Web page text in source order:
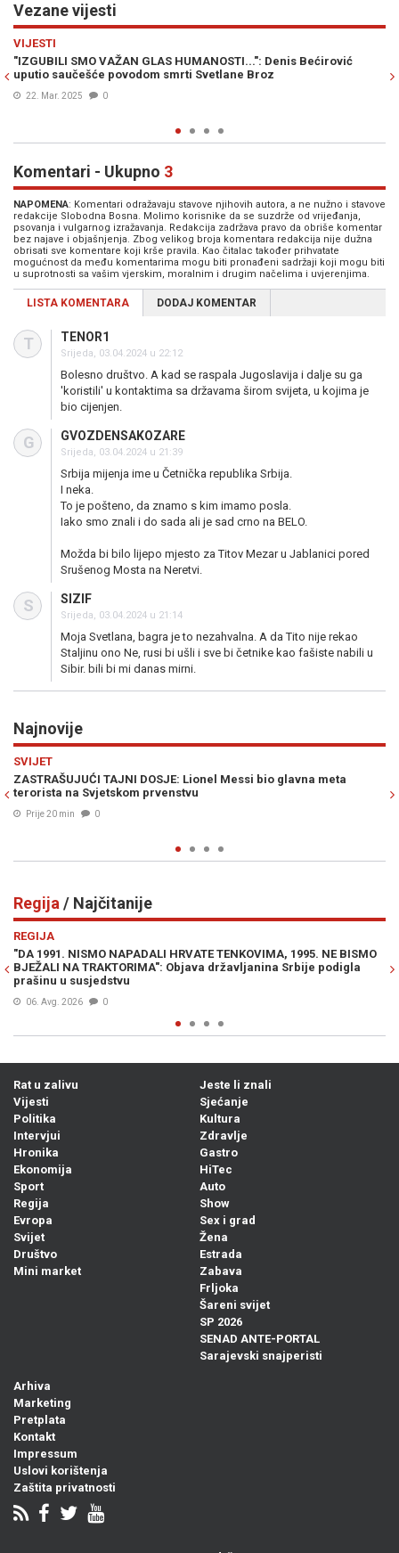
Vezane vijesti
REGIJA
ISTAKNUTI BORAC ZA LJUDSKA PRAVA: Preminula Svetlana
22. Mar. 2025
Komentari - Ukupno 3
NAPOMENA: Komentari odražavaju stavove njihovih autora, a ne nužno i stavove
redakcije Slobodna Bosna. Molimo korisnike da se suzdrže od vrijeđanja,
psovanja i vulgarnog izražavanja. Redakcija zadržava pravo da obriše komentar
bez najave i objašnjenja. Zbog velikog broja komentara redakcija nije dužna
obrisati sve komentare koji krše pravila. Kao čitalac također prihvatate
mogućnost da među komentarima mogu biti pronađeni sadržaji koji mogu biti
u suprotnosti sa vašim vjerskim, moralnim i drugim načelima i uvjerenjima.
LISTA KOMENTARA DODAJ KOMENTAR
T TENOR1
Srijeda, 03.04.2024 u 22:12
Bolesno društvo. A kad se raspala Jugoslavija i dalje su ga
'koristili' u kontaktima sa državama širom svijeta, u kojima je
bio cijenjen.
G GVOZDENSAKOZARE
Srijeda, 03.04.2024 u 21:39
Srbija mijenja ime u Četnička republika Srbija.
I neka.
To je pošteno, da znamo s kim imamo posla.
Iako smo znali i do sada ali je sad crno na BELO.
Možda bi bilo lijepo mjesto za Titov Mezar u Jablanici pored
Srušenog Mosta na Neretvi.
S SIZIF
Srijeda, 03.04.2024 u 21:14
Moja Svetlana, bagra je to nezahvalna. A da Tito nije rekao
Staljinu ono Ne, rusi bi ušli i sve bi četnike kao fašiste nabili u
Sibir. bili bi mi danas mirni.
Najnovije
meta
"GOST NE ODREĐUJE KAKO ĆE DOMAĆIN UREDITI KUĆU":
oštro odgovorio Vučiću i Dodiku
Prije 38 min
Regija / Najčitanije
NE BISMO
podigla
SRBI DIVLJAJU NA LJETOVANJU: "Ne moramo slušati
seljačenje! Dno, dna"
Rat u zalivu
Vijesti
Politika
Intervjui
Hronika
Ekonomija
Sport
Regija
Evropa
Svijet
Društvo
Mini market
Jeste li znali
Sjećanje
Kultura
Zdravlje
Gastro
HiTec
Auto
Show
Sex i grad
Žena
Estrada
Zabava
Frljoka
Šareni svijet
SP 2026
SENAD ANTE-PORTAL
Sarajevski snajperisti
Arhiva
Marketing
Pretplata
Kontakt
Impressum
Uslovi korištenja
Zaštita privatnosti